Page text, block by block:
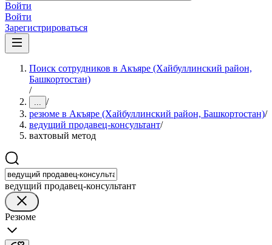
Войти
Войти
Зарегистрироваться
Поиск сотрудников в Акъяре (Хайбуллинский район,
Башкортостан)
/
... /
резюме в Акъяре (Хайбуллинский район, Башкортостан)/
ведущий продавец-консультант/
вахтовый метод
ведущий продавец-консультант
Резюме